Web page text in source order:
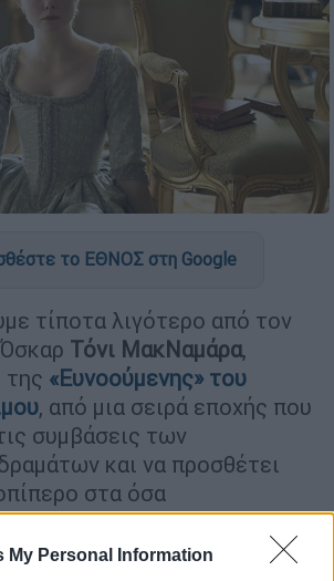
My Personal Information
το ΕΘΝΟΣ στη Google
τίποτα λιγότερο από τον
Τόνι ΜακΝαμάρα,
της «Ευνοούμενης» του
, από μια σειρά εποχής που
συμβάσεις των
και να προσθέτει
στα όσα
στην αυλή της Μεγάλης